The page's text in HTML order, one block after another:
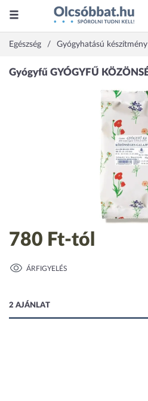
Egészség Gyógyhatású készítmény
780 Ft-tól
ÁRFIGYELÉS
2 AJÁNLAT